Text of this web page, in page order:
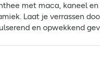
met maca, kaneel
Laat je verrassen
en opwekkend